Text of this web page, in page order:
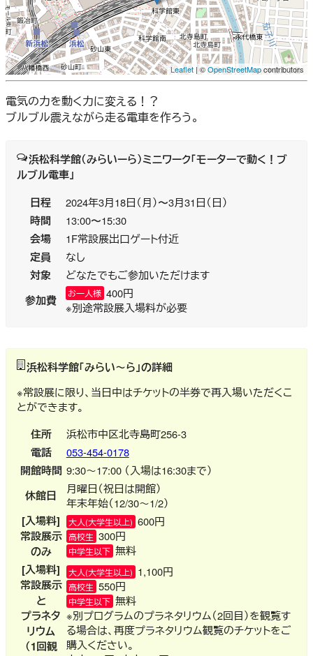
Leaflet | ©OpenStreetMapcontributors
電気の力を動く力に変える！？
ブルブル震えながら走る電車を作ろう。
浜松科学館（みらいーら）ミニワーク「モーターで動く！ブ
ルブル電車」
日程
2024年3月18日（月）〜3月31日（日）
時間 13:00〜15:30
会場 1F常設展出口ゲート付近
定員 なし
対象 どなたでもご参加いただけます
参加費 お一人様 400円
※別途常設展入場料が必要
浜松科学館「みらい～ら」の詳細
※常設展に限り、当日中はチケットの半券で再入場いただくこ
とができます。
住所 浜松市中区北寺島町256-3
電話 053-454-0178
開館時間 9:30～17:00 （入場は16:30まで）
休館日
月曜日（祝日は開館）
年末年始（12/30～1/2）
[入場料]
常設展示
のみ
大人(大学生以上) 600円
高校生 300円
中学生以下 無料
[入場料]
常設展示
と
プラネタ
リウム
（1回観
大人(大学生以上) 1,100円
高校生 550円
中学生以下 無料
※別プログラムのプラネタリウム（2回目）を観覧す
る場合は、再度プラネタリウム観覧のチケットをご
購入ください。